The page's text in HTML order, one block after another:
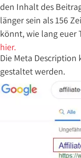
den Inhalt des
länger sein als 156
könnt, wie lang euer
hier.
Die Meta
gestaltet werden.